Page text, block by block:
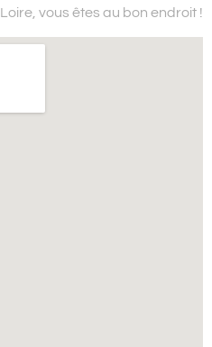
vous êtes au bon endroit !